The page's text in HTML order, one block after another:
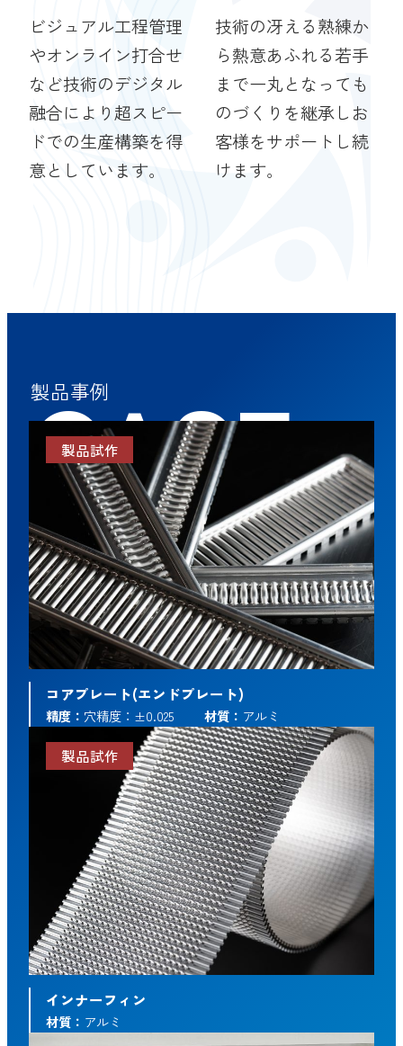
ビジュアル工程管理
やオンライン打合せ
など技術のデジタル
融合により超スピー
ドでの生産構築を得
意としています。
技術の冴える熟練か
ら熱意あふれる若手
まで一丸となっても
のづくりを継承しお
客様をサポートし続
けます。
CASE
製品事例
製品試作
コアプレート(エンドプレート)
精度： 穴精度：±0.025 材質： アルミ
製品試作
インナーフィン
材質： アルミ